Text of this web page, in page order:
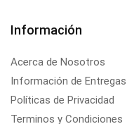
Información
Acerca de Nosotros
Información de Entregas
Políticas de Privacidad
Terminos y Condiciones